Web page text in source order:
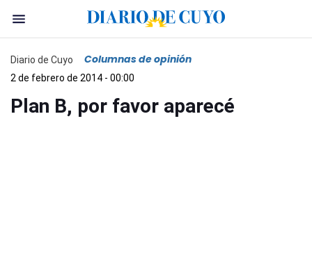
Diario de Cuyo Columnas de opinión
2 de febrero de 2014 - 00:00
Plan B, por favor aparecé